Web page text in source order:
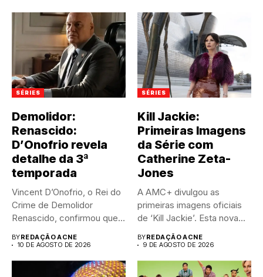
SÉRIES
Demolidor:
Renascido:
D’Onofrio revela
detalhe da 3ª
temporada
Vincent D’Onofrio, o Rei do
Crime de Demolidor
Renascido, confirmou que
BYREDAÇÃO ACNE
10 DE AGOSTO DE 2026
SÉRIES
Kill Jackie:
Primeiras Imagens
da Série com
Catherine Zeta-
Jones
A AMC+ divulgou as
primeiras imagens oficiais
de ‘Kill Jackie’. Esta nova...
BYREDAÇÃO ACNE
9 DE AGOSTO DE 2026